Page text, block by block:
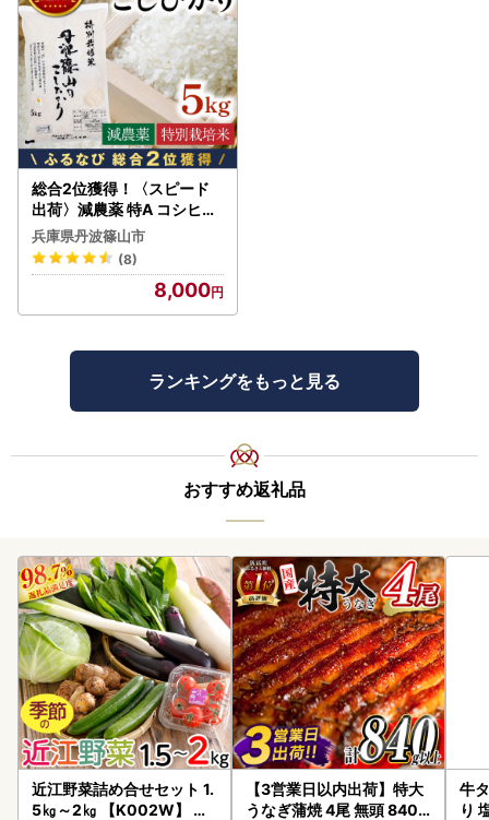
総合2位獲得！〈スピード
出荷〉減農薬 特A コシヒカ
リ 5kg 丹波篠山産 特別栽培
米 こしひかり
兵庫県丹波篠山市
(8)
8,000
ランキングをもっと見る
おすすめ返礼品
近江野菜詰め合せセット 1.
5㎏～2㎏ 【K002W】 野
【3営業日以内出荷】特大
うなぎ蒲焼 4尾 無頭 840g
牛
り